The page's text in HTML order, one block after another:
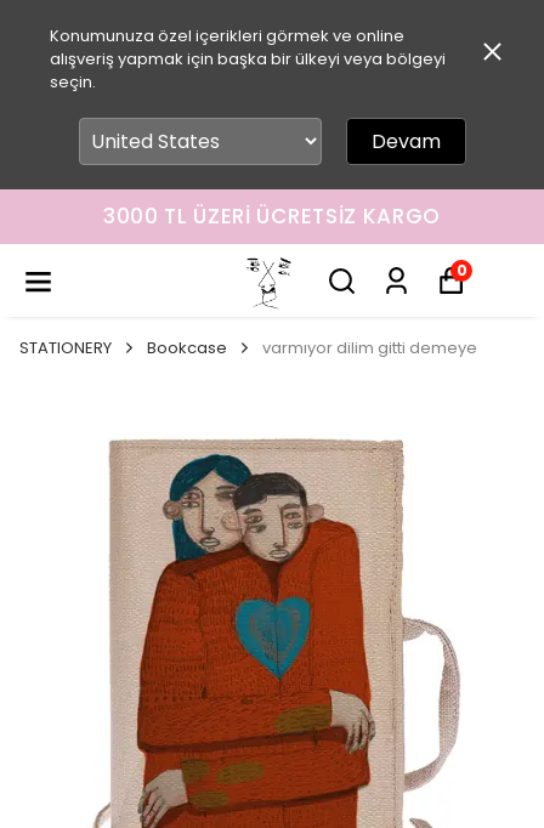
Konumunuza özel içerikleri görmek ve online
alışveriş yapmak için başka bir ülkeyi veya bölgeyi
seçin.
Devam
3000 TL ÜZERI ÜCRETSIZ KARGO
0
STATIONERY Bookcase varmıyor dilim gitti demeye